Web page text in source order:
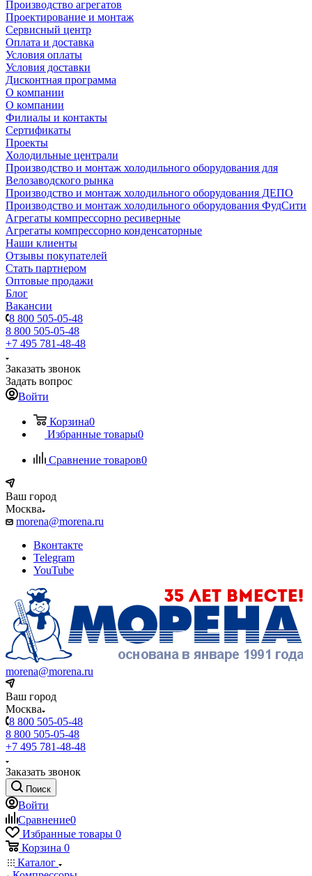
Производство агрегатов
Проектирование и монтаж
Сервисный центр
Оплата и доставка
Условия оплаты
Условия доставки
Дисконтная программа
О компании
О компании
Филиалы и контакты
Сертификаты
Проекты
Холодильные централи
Производство и монтаж холодильного оборудования для
Велозаводского рынка
Производство и монтаж холодильного оборудования ДЕПО
Производство и монтаж холодильного оборудования ФудСити
Агрегаты компрессорно ресиверные
Агрегаты компрессорно конденсаторные
Наши клиенты
Отзывы покупателей
Стать партнером
Оптовые продажи
Блог
Вакансии
8 800 505-05-48
8 800 505-05-48
+7 495 781-48-48
Заказать звонок
Задать вопрос
Войти
Корзина0
Избранные товары0
Сравнение товаров0
Ваш город
Москва
morena@morena.ru
Вконтакте
Telegram
YouTube
morena@morena.ru
Ваш город
Москва
8 800 505-05-48
8 800 505-05-48
+7 495 781-48-48
Заказать звонок
Поиск
Войти
Сравнение0
Избранные товары 0
Корзина 0
Каталог